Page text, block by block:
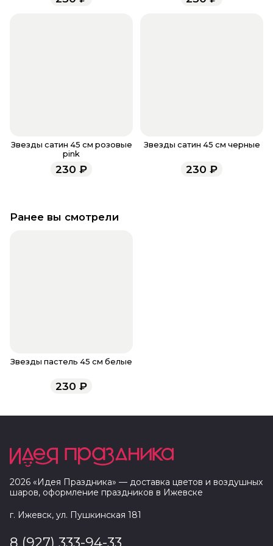
Звезды сатин 45 см розовые
pink
230 ₽
Звезды сатин 45 см черные
230 ₽
Ранее вы смотрели
Звезды пастель 45 см белые
230 ₽
2026 «Идея Праздника» — доставка цветов и воздушных
шаров, оформление праздников в Ижевске
г. Ижевск, ул. Пушкинская 181
8 (927) 333-94-33